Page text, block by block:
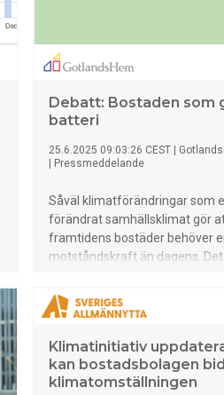
Debatt: Bostaden som
batteri
25.6.2025 09:03:26 CEST
Pressmeddelande
Såväl klimatförändringar som
förändrat samhällsklimat gör
framtidens bostäder behöver
motståndskraft än dagens. Det
saker till en rimlig kostnad. Vi
också vara överens om hur
Klimatinitiativ
kan bostadsbolagen
klimatomställningen